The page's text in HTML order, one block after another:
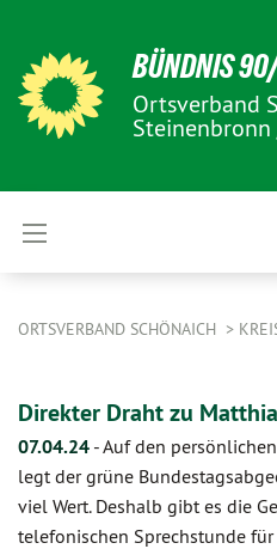
BÜNDNIS
Ortsverband
ORTSVERBAND SCHÖNAICH
Direkter Draht zu
07.04.24 -Auf den
legt der grüne
viel Wert. Deshalb gibt es die
telefonischen Sprechstunde